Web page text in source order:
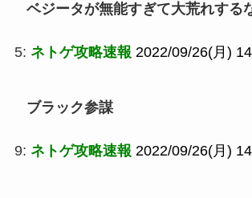
ベジータが無能すぎて大荒れする
5: ネトゲ攻略速報 2022/09/26(月)
ブラック参謀
9: ネトゲ攻略速報 2022/09/26(月)